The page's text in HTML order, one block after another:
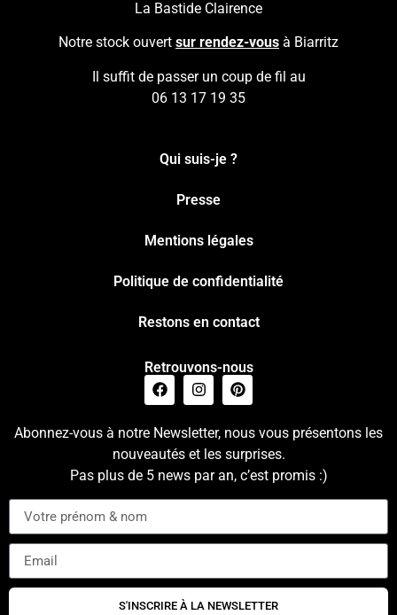
La Bastide Clairence
Notre stock ouvert sur rendez-vous à Biarritz
Il suffit de passer un coup de fil au
06 13 17 19 35
Qui suis-je ?
Presse
Mentions légales
Politique de confidentialité
Restons en contact
Retrouvons-nous
Abonnez-vous à notre Newsletter, nous vous présentons les
nouveautés et les surprises.
Pas plus de 5 news par an, c’est promis :)
S'INSCRIRE À LA NEWSLETTER